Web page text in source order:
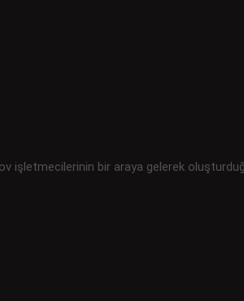
işletmecilerinin bir araya gelerek